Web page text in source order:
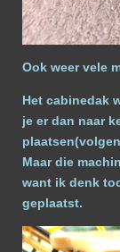
Ook weer vele
Het cabinedak
je er dan naar
Maar die
want ik denk
geplaatst.